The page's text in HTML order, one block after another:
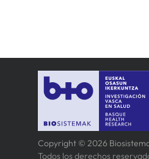
Copyright © 2026
Todos los derechos